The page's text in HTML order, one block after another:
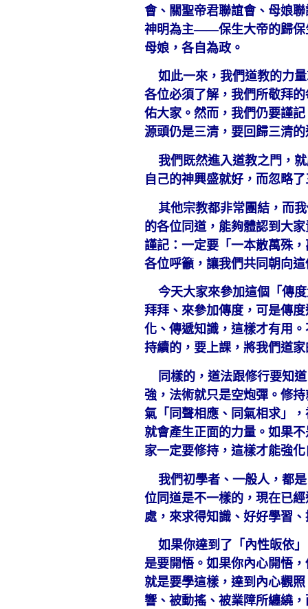
會、關聖帝君聯誼會、母娘
神明為主——保生大帝的歸保
母娘，各自為政。
如此一來，我們道教的力量
各位必須了解，我們所敬拜
佑大家。然而，我們仍要謹
源頭仍是三清，要回歸三清
我們既然進入道教之門，
自己的神興盛就好，而忽略
其他宗教都非常團結，而我
的各位同道，能夠體認到大
謹記：一定要「一本散萬殊
各位呼籲，讓我們共同朝向
今天大家來參加這個「傳度
拜拜、來參加傳度，可是傳
化、傳遞知識，這樣才有用
持續的，要上課，將我們道
同樣的，道法跟修行要知道
強，法術就只是空炮彈。修
氣「同聲相應、同氣相求」
就會產生正面的力量。如果
家一定要修持，這樣才能強
我們初學者、一般人，都是
位同道是不一樣的，現在已
處，來求得知識、好好學習
如果你達到了「內性皈依」
是要開悟。如果你內心開悟
就是要學這樣，達到內心觀
響、被動搖、被業障所纏繞